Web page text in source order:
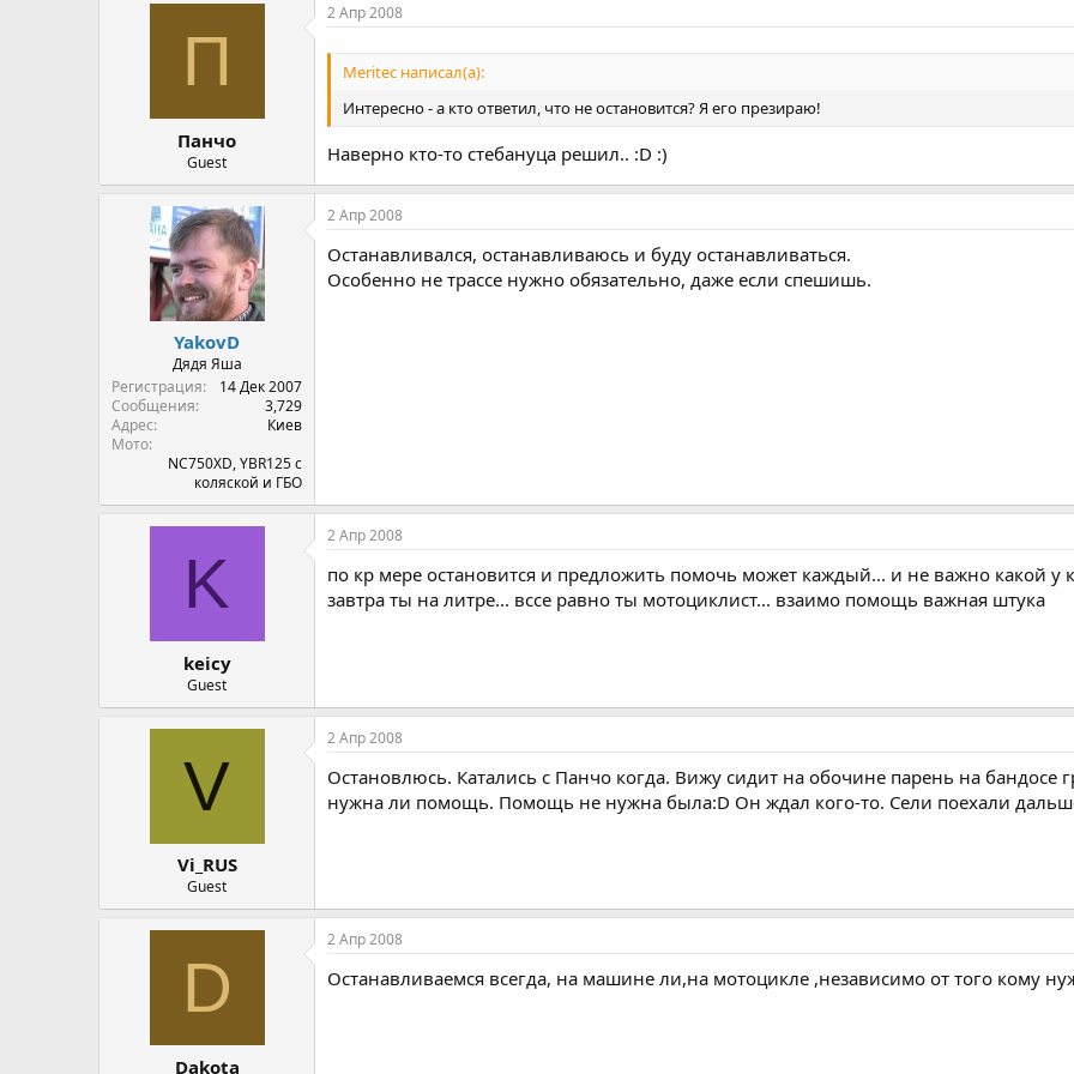
П
Панчо
Guest
2 Апр 2008
Meritec написал(а):
Интересно - а кто ответил, что не остановится? Я его презираю!
Наверно кто-то стебануца решил.. :D :)
YakovD
Дядя Яша
Регистрация
14 Дек 2007
Сообщения
3,729
Адрес
Киев
Мото
NC750XD, YBR125 с
коляской и ГБО
2 Апр 2008
Останавливался, останавливаюсь и буду останавливаться.
Особенно не трассе нужно обязательно, даже если спешишь.
K
keicy
Guest
2 Апр 2008
по кр мере остановится и предложить помочь может каждый... и не важно какой у
завтра ты на литре... вссе равно ты мотоциклист... взаимо помощь важная штука
V
Vi_RUS
Guest
2 Апр 2008
Остановлюсь. Катались с Панчо когда. Вижу сидит на обочине парень на бандосе
нужна ли помощь. Помощь не нужна была:D Он ждал кого-то. Сели поехали
D
Dakota
2 Апр 2008
Останавливаемся всегда, на машине ли,на мотоцикле ,независимо от того кому